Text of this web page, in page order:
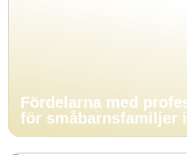
Fördelarna med
för småbarnsfamiljer